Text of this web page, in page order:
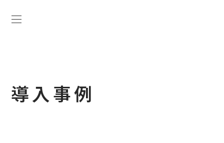
導入事例